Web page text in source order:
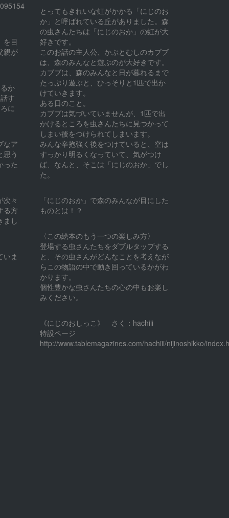
を目
親が
か
す
に
なア
思う
った
次々
る方
まし
ま
とってもきれいな虹がかかる「にじのお
か」と呼ばれている丘がありました。森
の虫さんたちは「にじのおか」の虹が大
好きです。
このお話の主人公、かぶとむしのカブブ
は、森のみんなと遊ぶのが大好きです。
カブブは、森のみんなと日が暮れるまで
たっぷり遊ぶと、ひっそりと1匹で出か
けていきます。
ある日のこと。
カブブは気づいていませんが、1匹で出
かけるところを虫さんたちに見つかって
しまい後をつけられてしまいます。
みんな辛抱強く後をつけていると、空は
すっかり明るくなっていて、気がつけ
ば、なんと、そこは「にじのおか」でし
た。
「にじのおか」で森のみんなが目にした
ものとは！？
〈この絵本のもう一つの楽しみ方〉
登場する虫さんたちをダブルタップする
と、その虫さんがどんなことを考えなが
らこの物語の中で動き回っているかがわ
かります。
個性豊かな虫さんたちの心の中もお楽し
みください。
《にじのおしっこ》 さく：hachiii
特設ページ
http://www.tablemagazines.com/hachiii/nijinoshikko/